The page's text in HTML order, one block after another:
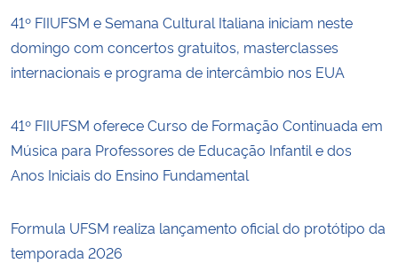
41º FIIUFSM e Semana Cultural Italiana iniciam neste
domingo com concertos gratuitos, masterclasses
internacionais e programa de intercâmbio nos EUA
41º FIIUFSM oferece Curso de Formação Continuada em
Música para Professores de Educação Infantil e dos
Anos Iniciais do Ensino Fundamental
Formula UFSM realiza lançamento oficial do protótipo da
temporada 2026